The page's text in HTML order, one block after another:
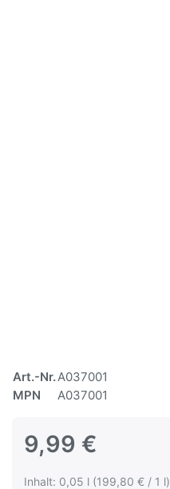
Art.-Nr.A037001
MPN
A037001
9,99 €
Inhalt: 0,05 l (199,80 € / 1 l)